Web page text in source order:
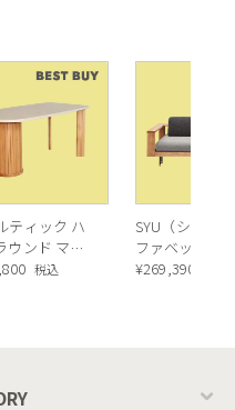
ティック ハ
ウンド マテ
塗装 ダイニ
税込
SYU（シュウ
ファベッド（
ュラル）
¥269,390